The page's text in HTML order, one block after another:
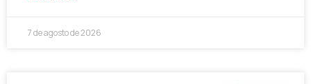
7 de agosto de 2026